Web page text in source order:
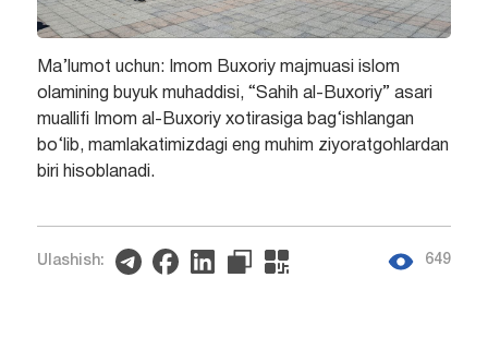
Ma’lumot uchun: Imom Buxoriy majmuasi islom
olamining buyuk muhaddisi, “Sahih al-Buxoriy” asari
muallifi Imom al-Buxoriy xotirasiga bag‘ishlangan
bo‘lib, mamlakatimizdagi eng muhim ziyoratgohlardan
biri hisoblanadi.
Ulashish: 649